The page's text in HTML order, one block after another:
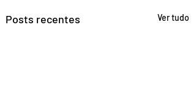
Posts recentes Ver tudo